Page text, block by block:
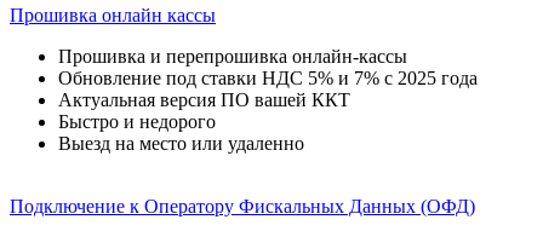
Прошивка онлайн кассы
Прошивка и перепрошивка онлайн-кассы
Обновление под ставки НДС 5% и 7% с 2025 года
Актуальная версия ПО вашей ККТ
Быстро и недорого
Выезд на место или удаленно
Подключение к Оператору Фискальных Данных (ОФД)